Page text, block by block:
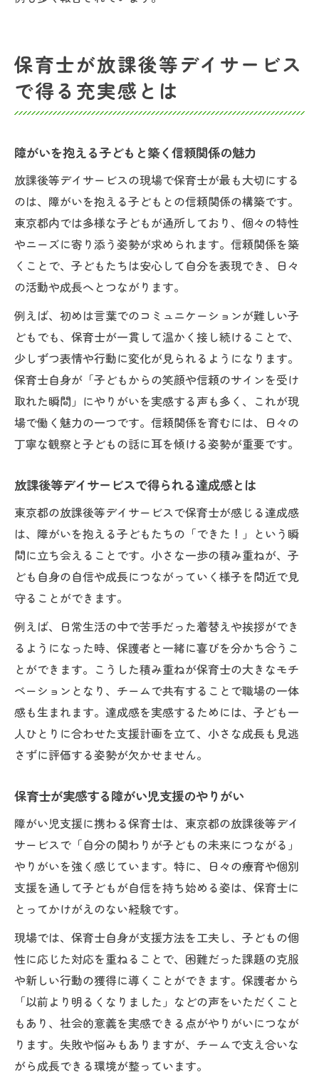
保育士が放課後等デイサービス
で得る充実感とは
障がいを抱える子どもと築く信頼関係の魅力
放課後等デイサービスの現場で保育士が最も大切にする
のは、障がいを抱える子どもとの信頼関係の構築です。
東京都内では多様な子どもが通所しており、個々の特性
やニーズに寄り添う姿勢が求められます。信頼関係を築
くことで、子どもたちは安心して自分を表現でき、日々
の活動や成長へとつながります。
例えば、初めは言葉でのコミュニケーションが難しい子
どもでも、保育士が一貫して温かく接し続けることで、
少しずつ表情や行動に変化が見られるようになります。
保育士自身が「子どもからの笑顔や信頼のサインを受け
取れた瞬間」にやりがいを実感する声も多く、これが現
場で働く魅力の一つです。信頼関係を育むには、日々の
丁寧な観察と子どもの話に耳を傾ける姿勢が重要です。
放課後等デイサービスで得られる達成感とは
東京都の放課後等デイサービスで保育士が感じる達成感
は、障がいを抱える子どもたちの「できた！」という瞬
間に立ち会えることです。小さな一歩の積み重ねが、子
ども自身の自信や成長につながっていく様子を間近で見
守ることができます。
例えば、日常生活の中で苦手だった着替えや挨拶ができ
るようになった時、保護者と一緒に喜びを分かち合うこ
とができます。こうした積み重ねが保育士の大きなモチ
ベーションとなり、チームで共有することで職場の一体
感も生まれます。達成感を実感するためには、子ども一
人ひとりに合わせた支援計画を立て、小さな成長も見逃
さずに評価する姿勢が欠かせません。
保育士が実感する障がい児支援のやりがい
障がい児支援に携わる保育士は、東京都の放課後等デイ
サービスで「自分の関わりが子どもの未来につながる」
やりがいを強く感じています。特に、日々の療育や個別
支援を通して子どもが自信を持ち始める姿は、保育士に
とってかけがえのない経験です。
現場では、保育士自身が支援方法を工夫し、子どもの個
性に応じた対応を重ねることで、困難だった課題の克服
や新しい行動の獲得に導くことができます。保護者から
「以前より明るくなりました」などの声をいただくこと
もあり、社会的意義を実感できる点がやりがいにつなが
ります。失敗や悩みもありますが、チームで支え合いな
がら成長できる環境が整っています。